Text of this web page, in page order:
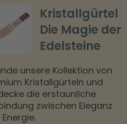
Kristallgürtel
Die Magie der
Edelsteine
unsere Kollektion von
Kristallgürteln und
die erstaunliche
zwischen Eleganz